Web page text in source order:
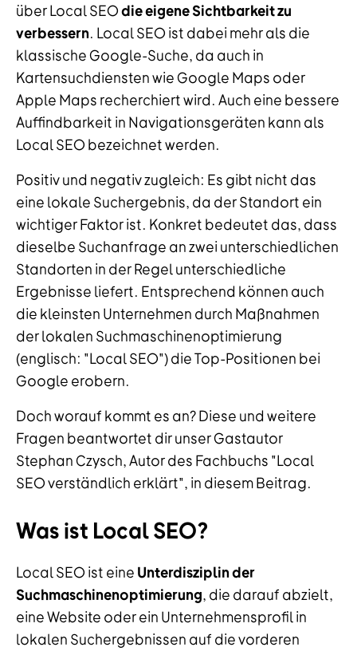
über Local SEOdie eigene Sichtbarkeit zu
verbessern. Local SEO ist dabei mehr als die
klassische Google-Suche, da auch in
Kartensuchdiensten wie Google Maps oder
Apple Maps recherchiert wird. Auch eine bessere
Auffindbarkeit in Navigationsgeräten kann als
Local SEO bezeichnet werden.
Positiv und negativ zugleich: Es gibt nicht das
eine lokale Suchergebnis, da der Standort ein
wichtiger Faktor ist. Konkret bedeutet das, dass
dieselbe Suchanfrage an zwei unterschiedlichen
Standorten in der Regel unterschiedliche
Ergebnisse liefert. Entsprechend können auch
die kleinsten Unternehmen durch Maßnahmen
der lokalen Suchmaschinenoptimierung
(englisch: "Local SEO") die Top-Positionen bei
Google erobern.
Doch worauf kommt es an? Diese und weitere
Fragen beantwortet dir unser Gastautor
Stephan Czysch, Autor des Fachbuchs "Local
SEO verständlich erklärt", in diesem Beitrag.
Was ist Local SEO?
Local SEO ist eine Unterdisziplin der
Suchmaschinenoptimierung, die darauf abzielt,
eine Website oder ein Unternehmensprofil in
lokalen Suchergebnissen auf die vorderen